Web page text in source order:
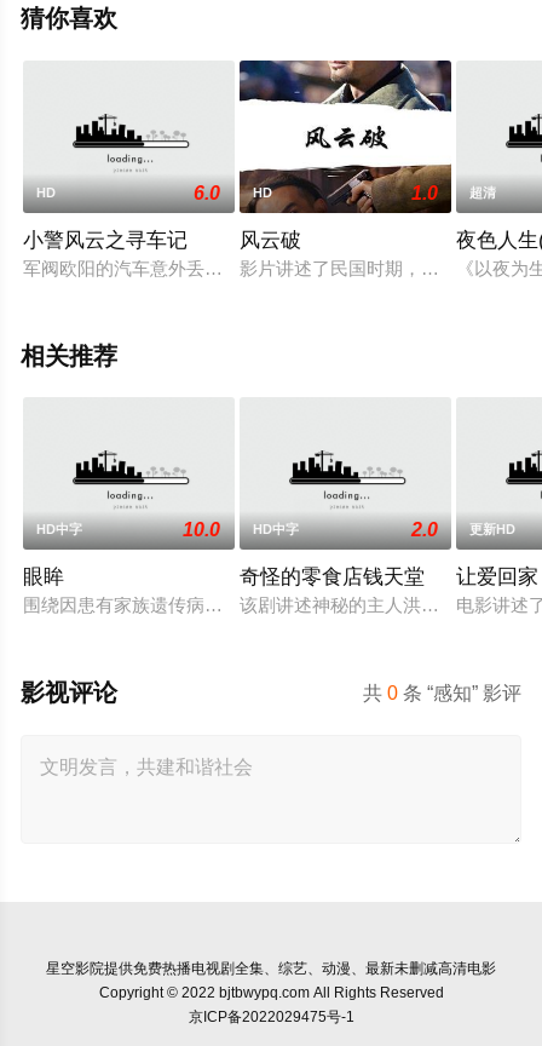
视猫或剧情网等平台了解。
猜你喜欢
HD 6.0
小警风云之寻车记
军阀欧阳的汽车意外丢失，欧阳责令警察局秘密破案，警察毛
HD 1.0
风云破
影片讲述了民国时期，各路人士为了
超清
夜色人
《以夜为
相关推荐
HD中字 10.0
眼眸
围绕因患有家族遗传病而导致视力逐渐丧失的摄影师瑞真展开
HD中字 2.0
奇怪的零食店钱天堂
该剧讲述神秘的主人洪子卖能够实现
更新HD
让爱回家
电影讲述
共0 条 “感知” 影评
影视评论
星空影院提供免费热播电视剧全集、综艺、动漫、最新未删减高清电影
Copyright © 2022 bjtbwypq.com All Rights Reserved
京ICP备2022029475号-1